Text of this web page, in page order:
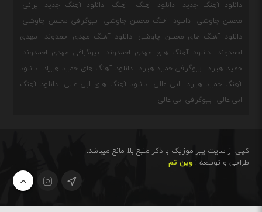
دانلود آهنگ جدید دانلود آهنگ آهنگ
دانلود آهنگ جدید ایرانی
محسن چاوشی
دانلود آهنگ محسن چاوشی
بیوگرافی محسن چاوشی
دانلود آهنگ های محسن چاوشی
دانلود آهنگ مهدی احمدوند
مهدی
احمدوند
دانلود آهنگ های مهدی احمدوند
بیوگرافی مهدی احمدوند
حمید هیراد
بیوگرافی حمید هیراد دانلود آهنگ های حمید هیراد
دانلود
آهنگ حمید هیراد
ابی عالی دانلود آهنگ های ابی عالی
دانلود آهنگ
ابی عالی
بیوگرافی ابی عالی
کپی از سایت پیر موزیک با ذکر منبع بلا مانع میباشد.
طراحی و توسعه :وین تم